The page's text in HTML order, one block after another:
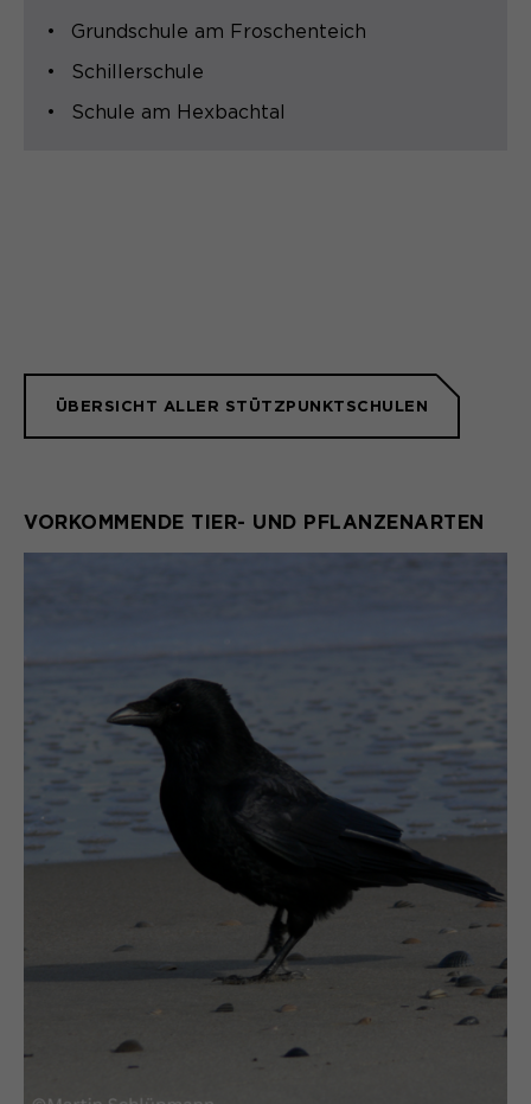
Grundschule am Froschenteich
Schillerschule
Schule am Hexbachtal
ÜBERSICHT ALLER STÜTZPUNKTSCHULEN
VORKOMMENDE TIER- UND PFLANZENARTEN
Speichert den Zustimmungsstatus des
aktuellen Domäne.